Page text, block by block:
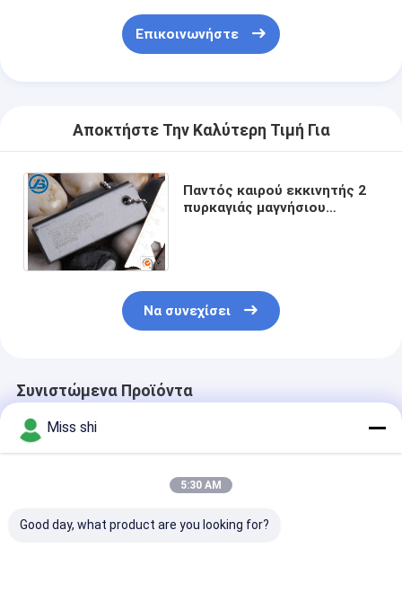
Επικοινωνήστε
Αποκτήστε Την Καλύτερη Τιμή Για
Παντός καιρού εκκινητής 2
πυρκαγιάς μαγνήσιου
Να συνεχίσει
Συνιστώμενα Προϊόντα
Miss shi
5:30 AM
Good day, what product are you looking for?